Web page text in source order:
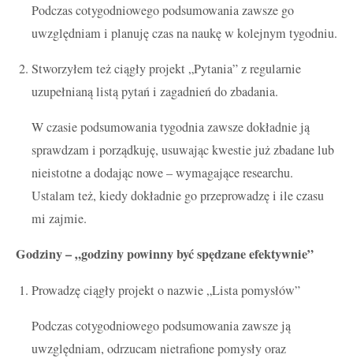
Podczas cotygodniowego podsumowania zawsze go
uwzględniam i planuję czas na naukę w kolejnym tygodniu.
Stworzyłem też ciągły projekt „Pytania” z regularnie
uzupełnianą listą pytań i zagadnień do zbadania.
W czasie podsumowania tygodnia zawsze dokładnie ją
sprawdzam i porządkuję, usuwając kwestie już zbadane lub
nieistotne a dodając nowe – wymagające researchu.
Ustalam też, kiedy dokładnie go przeprowadzę i ile czasu
mi zajmie.
Godziny – „godziny powinny być spędzane efektywnie”
Prowadzę ciągły projekt o nazwie „Lista pomysłów”
Podczas cotygodniowego podsumowania zawsze ją
uwzględniam, odrzucam nietrafione pomysły oraz